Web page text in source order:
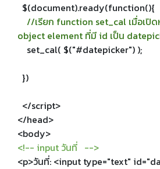
$(document).ready(function(){
//เรียก function set_cal เมื่อเปิด
object element ที่มี id เป็น
set_cal( $("#datepicker") );
})
</script>
</head>
<body>
<!-- input วันที่ -->
<p>วันที่: <input type="text"